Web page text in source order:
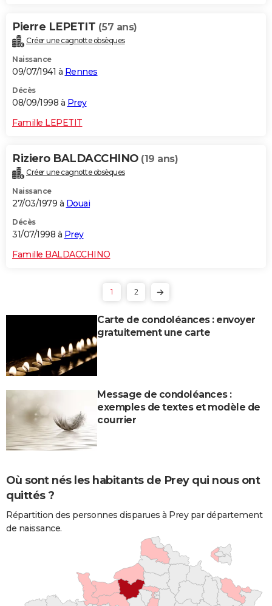
Pierre LEPETIT (57 ans)
Créer une cagnotte obsèques
Naissance
09/07/1941 à Rennes
Décès
08/09/1998 à Prey
Famille LEPETIT
Riziero BALDACCHINO (19 ans)
Créer une cagnotte obsèques
Naissance
27/03/1979 à Douai
Décès
31/07/1998 à Prey
Famille BALDACCHINO
1 2
Carte de condoléances : envoyer
gratuitement une carte
Message de condoléances :
exemples de textes et modèle de
courrier
Où sont nés les habitants de Prey qui nous ont
quittés ?
Répartition des personnes disparues à Prey par département
de naissance.